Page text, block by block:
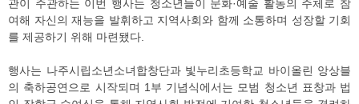
관이 주관하는 이번 행사는 청소년들이 문화·예술 활동의 주체로 참
여해 자신의 재능을 발휘하고 지역사회와 함께 소통하며 성장할 기회
를 제공하기 위해 마련됐다.
행사는 나주시립소년소녀합창단과 빛누리초등학교 바이올린 앙상블
의 축하공연으로 시작되며 1부 기념식에서는 모범 청소년 표창과 법